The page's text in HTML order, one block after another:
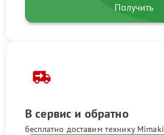
Получить
В сервис и обратно
бесплатно доставим технику Mimaki